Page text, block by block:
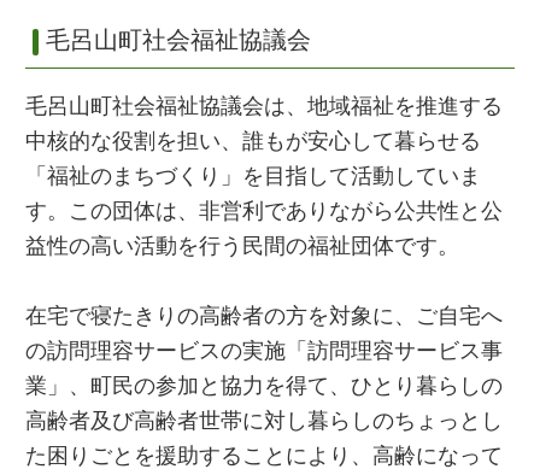
毛呂山町社会福祉協議会
毛呂山町社会福祉協議会は、地域福祉を推進する
中核的な役割を担い、誰もが安心して暮らせる
「福祉のまちづくり」を目指して活動していま
す。この団体は、非営利でありながら公共性と公
益性の高い活動を行う民間の福祉団体です。
在宅で寝たきりの高齢者の方を対象に、ご自宅へ
の訪問理容サービスの実施「訪問理容サービス事
業」、町民の参加と協力を得て、ひとり暮らしの
高齢者及び高齢者世帯に対し暮らしのちょっとし
た困りごとを援助することにより、高齢になって